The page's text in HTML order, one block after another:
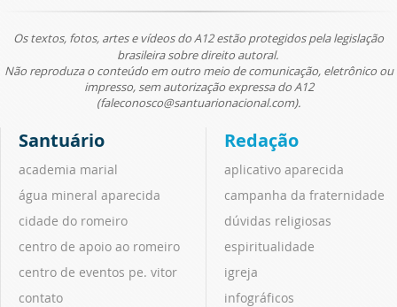
Os textos, fotos, artes e vídeos do A12 estão protegidos pela legislação
brasileira sobre direito autoral.
Não reproduza o conteúdo em outro meio de comunicação, eletrônico ou
impresso, sem autorização expressa do A12
(faleconosco@santuarionacional.com).
Santuário
academia marial
água mineral aparecida
cidade do romeiro
centro de apoio ao romeiro
centro de eventos pe. vitor
contato
Redação
aplicativo aparecida
campanha da fraternidade
dúvidas religiosas
espiritualidade
igreja
infográficos